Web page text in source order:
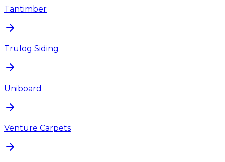
Tantimber
Trulog Siding
Uniboard
Venture Carpets